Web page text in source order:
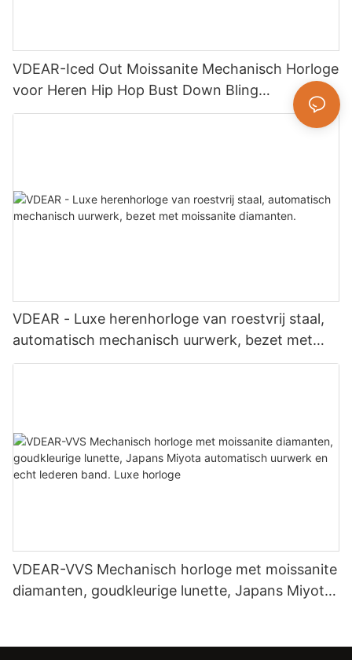
VDEAR-Iced Out Moissanite Mechanisch Horloge
voor Heren Hip Hop Bust Down Bling
Polshorloge Luxe Mode Sieraden Horloge
VDEAR - Luxe herenhorloge van roestvrij staal,
automatisch mechanisch uurwerk, bezet met
moissanite diamanten.
VDEAR-VVS Mechanisch horloge met moissanite
diamanten, goudkleurige lunette, Japans Miyota